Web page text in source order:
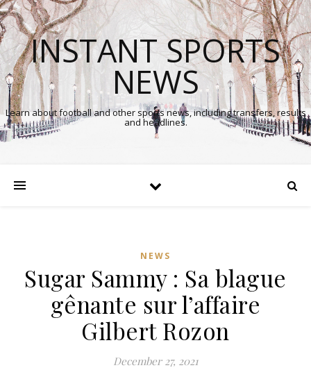
INSTANT SPORTS
NEWS
Learn about football and other sports news, including transfers, results
and headlines.
NEWS
Sugar Sammy : Sa blague
gênante sur l’affaire
Gilbert Rozon
December 27, 2021